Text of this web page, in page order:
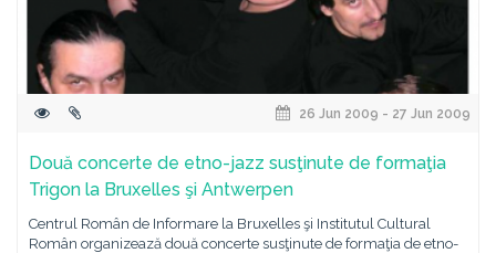
26 Jun 2009 - 27 Jun 2009
Două concerte de etno-jazz susţinute de formaţia
Trigon la Bruxelles şi Antwerpen
Centrul Român de Informare la Bruxelles şi Institutul Cultural
Român organizează două concerte susţinute de formaţia de etno-